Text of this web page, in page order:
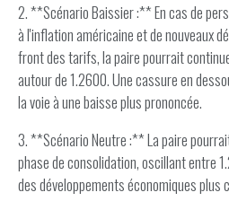
2. **Scénario Baissier :** En cas de
à l'inflation américaine et de nouveaux
front des tarifs, la paire pourrait
autour de 1.2600. Une cassure en
la voie à une baisse plus prononcée.
3. **Scénario Neutre :** La paire
phase de consolidation, oscillant entre
des développements économiques plus